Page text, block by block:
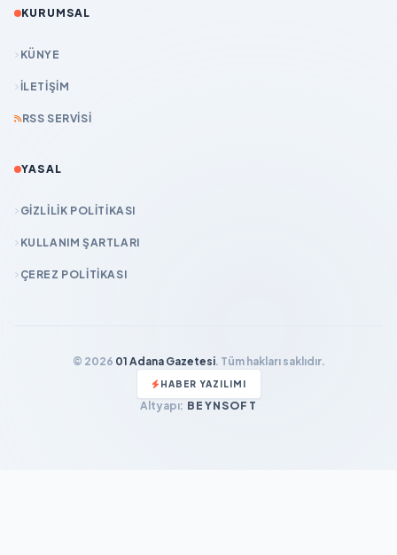
KURUMSAL
KÜNYE
İLETIŞIM
RSS SERVISI
YASAL
GIZLILIK POLITIKASI
KULLANIM ŞARTLARI
ÇEREZ POLITIKASI
© 2026 01 Adana Gazetesi. Tüm hakları saklıdır.
HABER YAZILIMI
Altyapı: BEYNSOFT